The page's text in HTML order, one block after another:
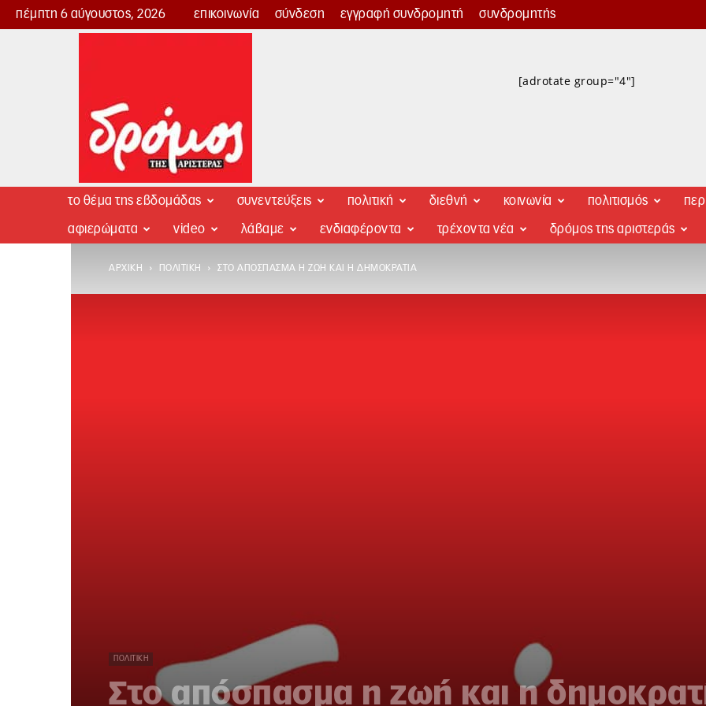
πέμπτη 6 αύγουστος, 2026 επικοινωνία σύνδεση εγγραφή συνδρομητή συνδρομητής
Δρόμος
[adrotate group="4"]
το θέμα της εβδομάδας συνεντεύξεις πολιτική διεθνή κοινωνία πολιτισμός
αφιερώματα video λάβαμε ενδιαφέροντα τρέχοντα νέα δρόμος της αριστεράς
ΑΡΧΙΚΉ ΠΟΛΙΤΙΚΉ ΣΤΟ ΑΠΌΣΠΑΣΜΑ Η ΖΩΉ ΚΑΙ Η ΔΗΜΟΚΡΑΤΊΑ
ΠΟΛΙΤΙΚΉ
Στο απόσπασμα η ζωή και η